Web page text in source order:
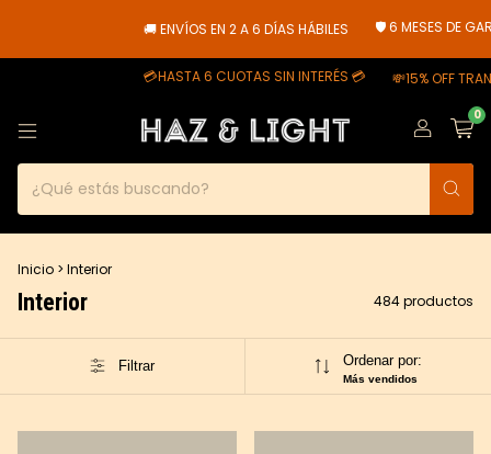
🚚 ENVÍOS EN 2 A 6 DÍAS HÁBILES 🛡️ 6 MESES DE GARANTÍA
💳HASTA 6 CUOTAS SIN INTERÉS 💳 💸15% OFF
0
Inicio > Interior
Interior 484 productos
Filtrar Ordenar por:
Más vendidos